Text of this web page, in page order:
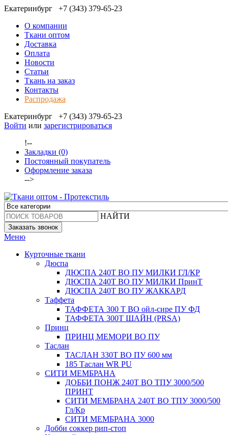
Екатеринбург
+7 (343) 379-65-23
О компании
Ткани оптом
Доставка
Оплата
Новости
Статьи
Ткань на заказ
Контакты
Распродажа
Екатеринбург
+7 (343) 379-65-23
Войти или зарегистрироваться
!--
Закладки (0)
Постоянный покупатель
Оформление заказа
-->
НАЙТИ
Заказать звонок
Меню
Курточные ткани
Дюспа
ДЮСПА 240Т ВО ПУ МИЛКИ ГЛ/КР
ДЮСПА 240Т ВО ПУ МИЛКИ ПринТ
ДЮСПА 240Т ВО ПУ ЖАККАРД
Таффета
ТАФФЕТА 300 Т ВО ойл-сире ПУ ФД
ТАФФЕТА 300Т ШАЙН (PRSA)
Принц
ПРИНЦ МЕМОРИ ВО ПУ
Таслан
ТАСЛАН 330T ВО ПУ 600 мм
185 Таслан WR PU
СИТИ МЕМБРАНА
ДОББИ ПОНЖ 240Т ВО ТПУ 3000/500
ПРИНТ
СИТИ МЕМБРАНА 240Т ВО ТПУ 3000/500
Гл/Кр
СИТИ МЕМБРАНА 3000
Добби соккер рип-стоп